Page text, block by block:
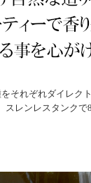
それぞれダイレクト
レンレスタンクで